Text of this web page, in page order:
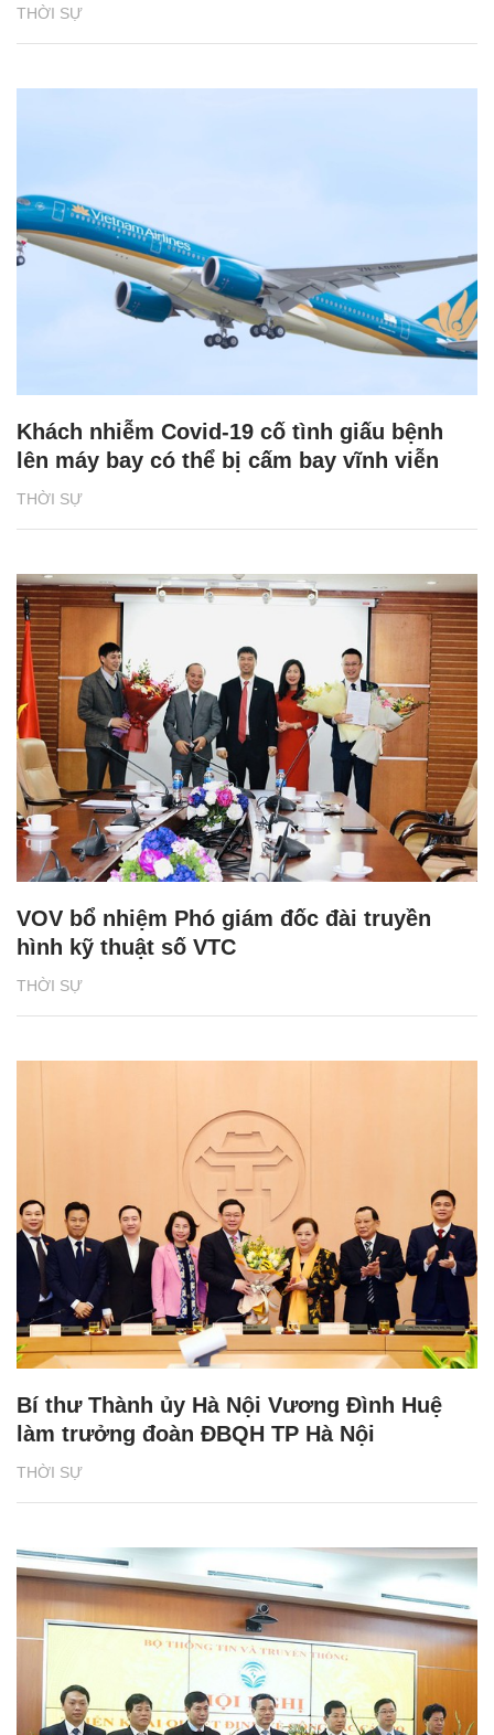
THỜI SỰ
THỜI SỰ
Khách nhiễm Covid-19 cố tình giấu bệnh
lên máy bay có thể bị cấm bay vĩnh viễn
THỜI SỰ
VOV bổ nhiệm Phó giám đốc đài truyền
hình kỹ thuật số VTC
THỜI SỰ
Bí thư Thành ủy Hà Nội Vương Đình Huệ
làm trưởng đoàn ĐBQH TP Hà Nội